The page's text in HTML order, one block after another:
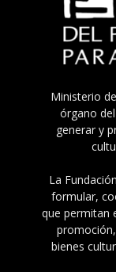
Ministerio
órgano
generar y
La
formular,
que permitan
bienes